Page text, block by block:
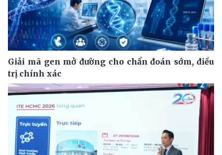
Giải mã gen mở đường cho chẩn đoán sớm, điều
trị chính xác